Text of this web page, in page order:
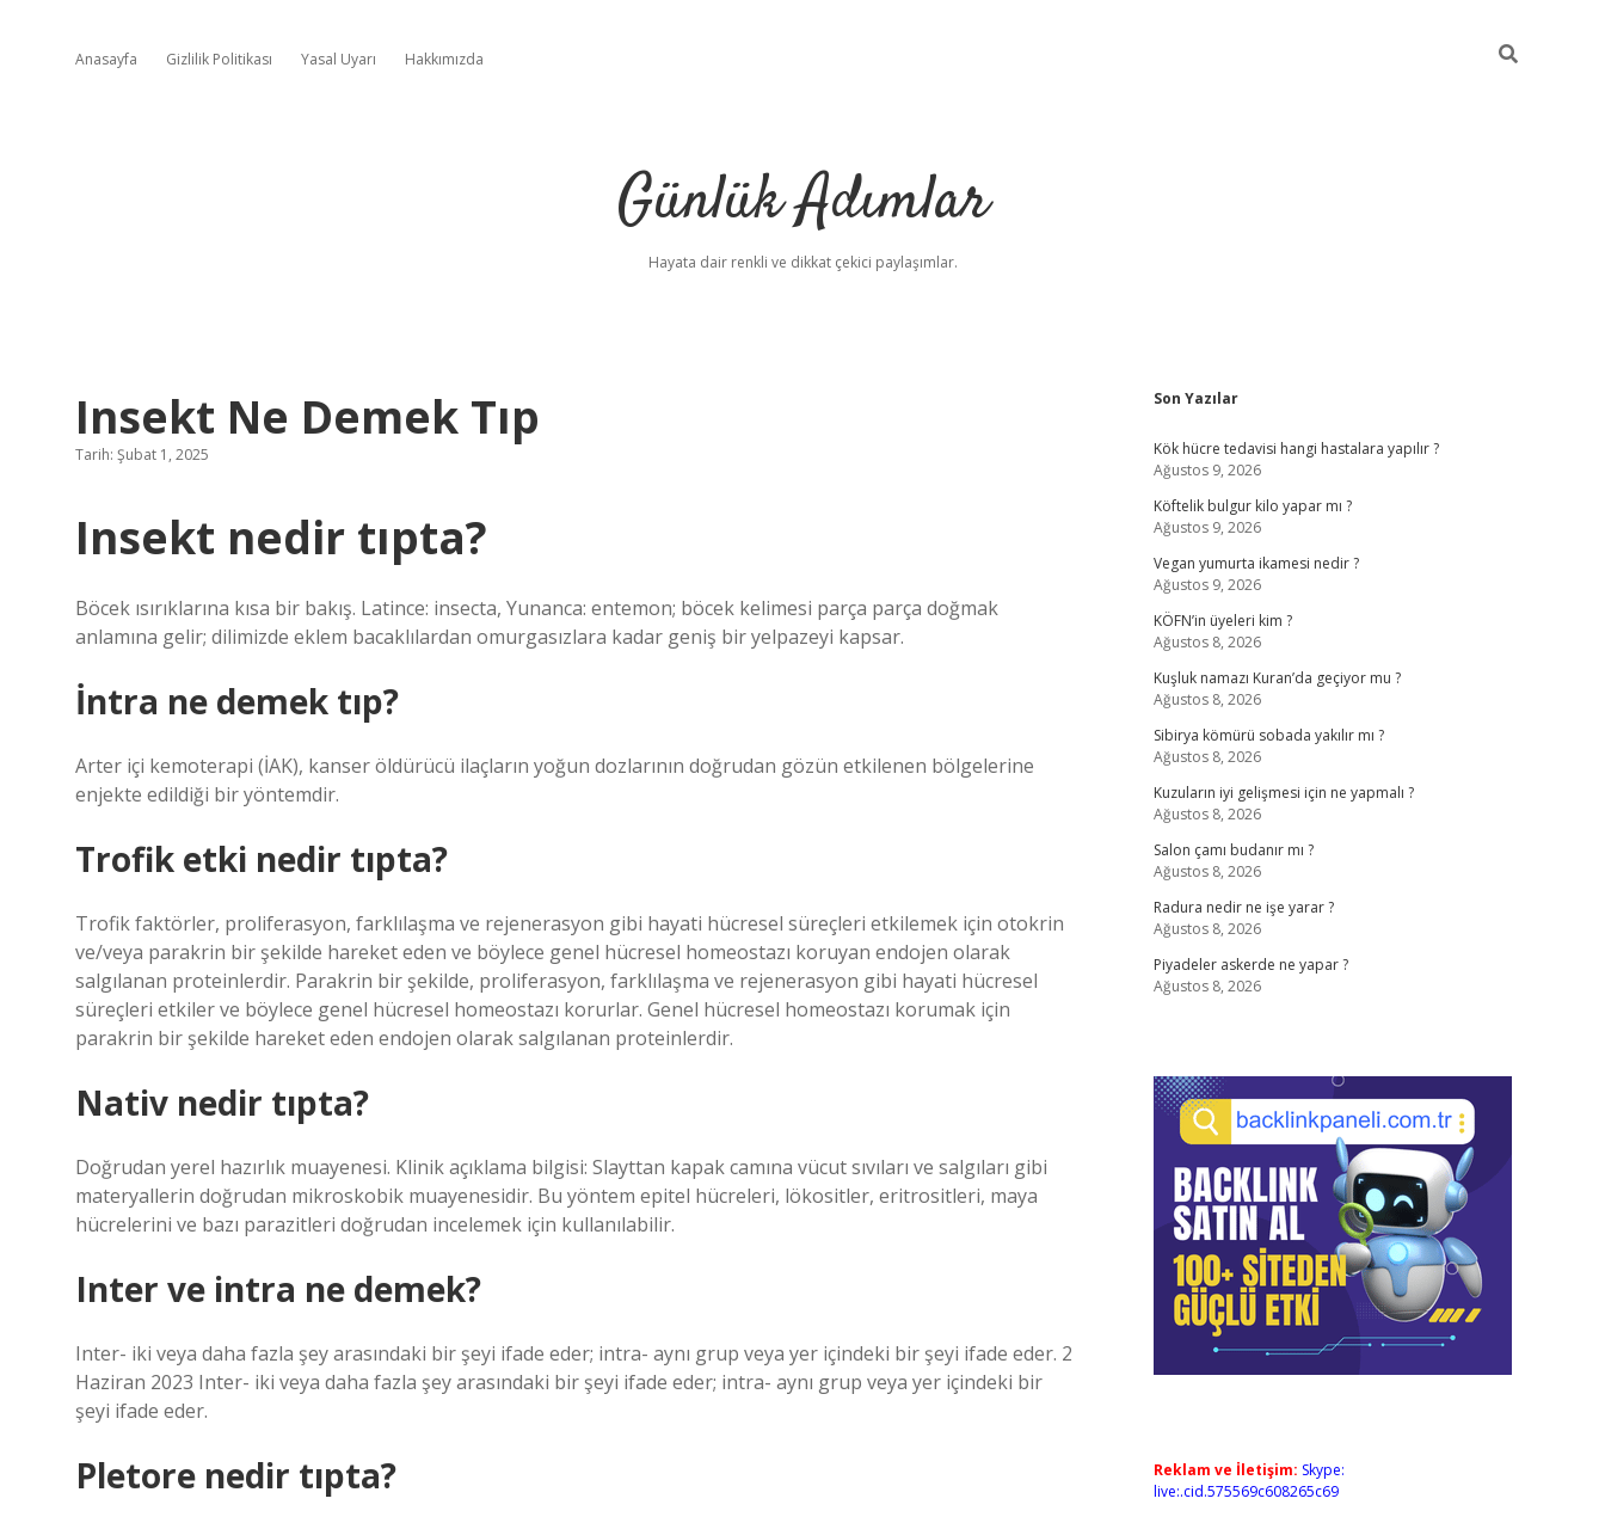
Anasayfa Gizlilik Politikası Yasal Uyarı Hakkımızda
Günlük Adımlar
Hayata dair renkli ve dikkat çekici paylaşımlar.
Insekt Ne Demek Tıp
Tarih: Şubat 1, 2025
Insekt nedir tıpta?
Böcek ısırıklarına kısa bir bakış. Latince: insecta, Yunanca: entemon; böcek kelimesi parça parça doğmak
anlamına gelir; dilimizde eklem bacaklılardan omurgasızlara kadar geniş bir yelpazeyi kapsar.
İntra ne demek tıp?
Arter içi kemoterapi (İAK), kanser öldürücü ilaçların yoğun dozlarının doğrudan gözün etkilenen bölgelerine
enjekte edildiği bir yöntemdir.
Trofik etki nedir tıpta?
Trofik faktörler, proliferasyon, farklılaşma ve rejenerasyon gibi hayati hücresel süreçleri etkilemek için otokrin
ve/veya parakrin bir şekilde hareket eden ve böylece genel hücresel homeostazı koruyan endojen olarak
salgılanan proteinlerdir. Parakrin bir şekilde, proliferasyon, farklılaşma ve rejenerasyon gibi hayati hücresel
süreçleri etkiler ve böylece genel hücresel homeostazı korurlar. Genel hücresel homeostazı korumak için
parakrin bir şekilde hareket eden endojen olarak salgılanan proteinlerdir.
Nativ nedir tıpta?
Doğrudan yerel hazırlık muayenesi. Klinik açıklama bilgisi: Slayttan kapak camına vücut sıvıları ve salgıları gibi
materyallerin doğrudan mikroskobik muayenesidir. Bu yöntem epitel hücreleri, lökositler, eritrositleri, maya
hücrelerini ve bazı parazitleri doğrudan incelemek için kullanılabilir.
Inter ve intra ne demek?
Inter- iki veya daha fazla şey arasındaki bir şeyi ifade eder; intra- aynı grup veya yer içindeki bir şeyi ifade eder. 2
Haziran 2023 Inter- iki veya daha fazla şey arasındaki bir şeyi ifade eder; intra- aynı grup veya yer içindeki bir
şeyi ifade eder.
Pletore nedir tıpta?
Sidebar
Son Yazılar
Kök hücre tedavisi hangi hastalara yapılır ?
Ağustos 9, 2026
Köftelik bulgur kilo yapar mı ?
Ağustos 9, 2026
Vegan yumurta ikamesi nedir ?
Ağustos 9, 2026
KÖFN’in üyeleri kim ?
Ağustos 8, 2026
Kuşluk namazı Kuran’da geçiyor mu ?
Ağustos 8, 2026
Sibirya kömürü sobada yakılır mı ?
Ağustos 8, 2026
Kuzuların iyi gelişmesi için ne yapmalı ?
Ağustos 8, 2026
Salon çamı budanır mı ?
Ağustos 8, 2026
Radura nedir ne işe yarar ?
Ağustos 8, 2026
Piyadeler askerde ne yapar ?
Ağustos 8, 2026
Reklam ve İletişim: Skype:
live:.cid.575569c608265c69
vdcasino güncel giriş